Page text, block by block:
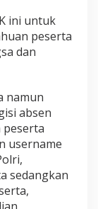
ini untuk
peserta
dan
namun
absen
peserta
username
sedangkan